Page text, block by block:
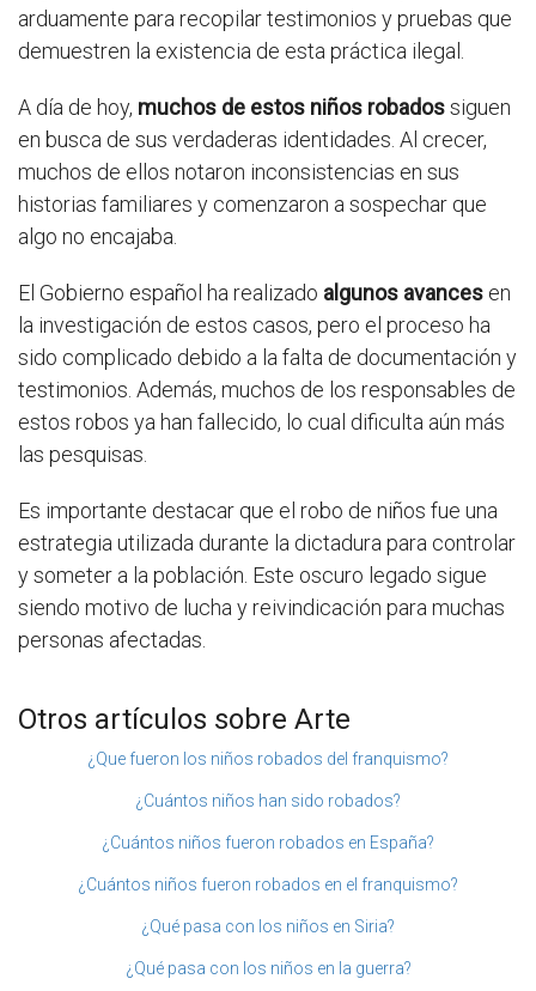
arduamente para recopilar testimonios y pruebas que
demuestren la existencia de esta práctica ilegal.
A día de hoy, muchos de estos niños robadossiguen
en busca de sus verdaderas identidades. Al crecer,
muchos de ellos notaron inconsistencias en sus
historias familiares y comenzaron a sospechar que
algo no encajaba.
El Gobierno español ha realizado algunos avances en
la investigación de estos casos, pero el proceso ha
sido complicado debido a la falta de documentación y
testimonios. Además, muchos de los responsables de
estos robos ya han fallecido, lo cual dificulta aún más
las pesquisas.
Es importante destacar que el robo de niños fue una
estrategia utilizada durante la dictadura para controlar
y someter a la población. Este oscuro legado sigue
siendo motivo de lucha y reivindicación para muchas
personas afectadas.
Otros artículos sobre Arte
¿Que fueron los niños robados del franquismo?
¿Cuántos niños han sido robados?
¿Cuántos niños fueron robados en España?
¿Cuántos niños fueron robados en el franquismo?
¿Qué pasa con los niños en Siria?
¿Qué pasa con los niños en la guerra?